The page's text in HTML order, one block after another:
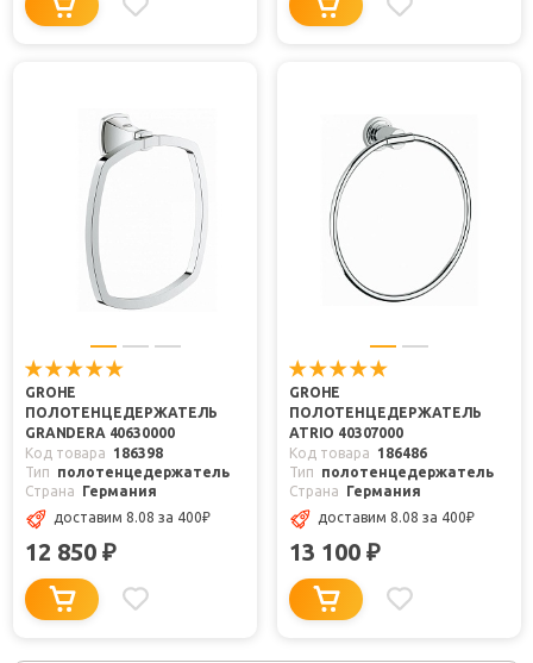
GROHE
ПОЛОТЕНЦЕДЕРЖАТЕЛЬ
GRANDERA 40630000
Код товара
186398
Тип
полотенцедержатель
Страна
Германия
доставим 8.08 за 400₽
12 850 ₽
GROHE
ПОЛОТЕНЦЕДЕРЖАТЕЛЬ
ATRIO 40307000
Код товара
186486
Тип
полотенцедержатель
Страна
Германия
доставим 8.08 за 400₽
13 100 ₽